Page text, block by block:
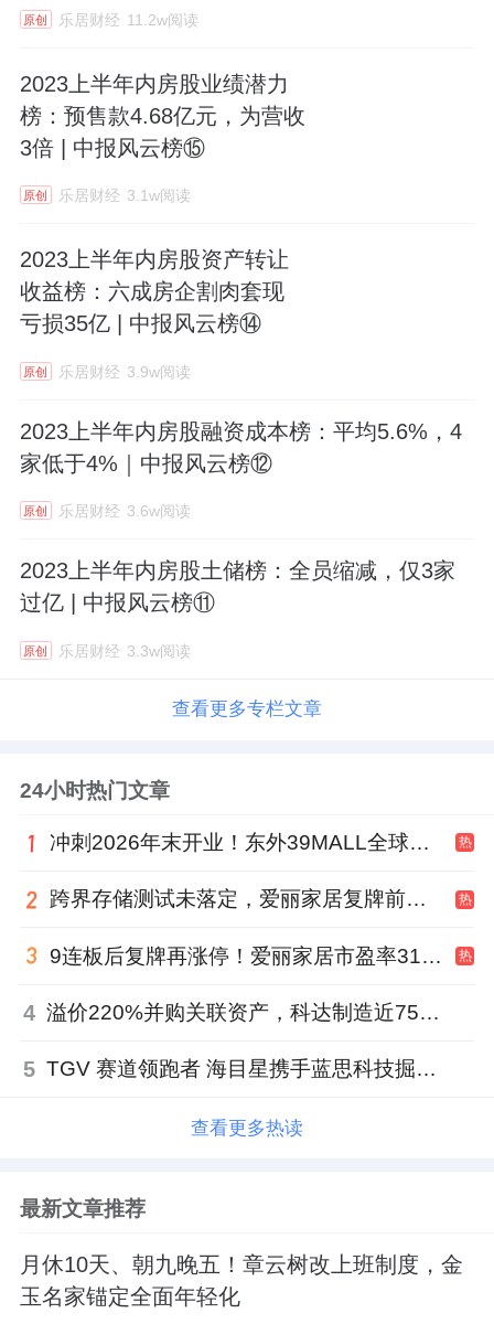
原创 乐居财经 11.2w阅读
2023上半年内房股业绩潜力
榜：预售款4.68亿元，为营收
3倍 | 中报风云榜⑮
原创 乐居财经 3.1w阅读
2023上半年内房股资产转让
收益榜：六成房企割肉套现
亏损35亿 | 中报风云榜⑭
原创 乐居财经 3.9w阅读
2023上半年内房股融资成本榜：平均5.6%，4
家低于4%｜中报风云榜⑫
原创 乐居财经 3.6w阅读
2023上半年内房股土储榜：全员缩减，仅3家
过亿 | 中报风云榜⑪
原创 乐居财经 3.3w阅读
查看更多专栏文章
24小时热门文章
冲刺2026年末开业！东外39MALL全球招商启幕，重构东直门商圈格局 热
跨界存储测试未落定，爱丽家居复牌前自揭多重风险 热
9连板后复牌再涨停！爱丽家居市盈率318倍，跨界收购案尚未落地 热
4 溢价220%并购关联资产，科达制造近75亿元重组被否
5 TGV 赛道领跑者 海目星携手蓝思科技掘金先进封装
查看更多热读
最新文章推荐
月休10天、朝九晚五！章云树改上班制度，金
玉名家锚定全面年轻化